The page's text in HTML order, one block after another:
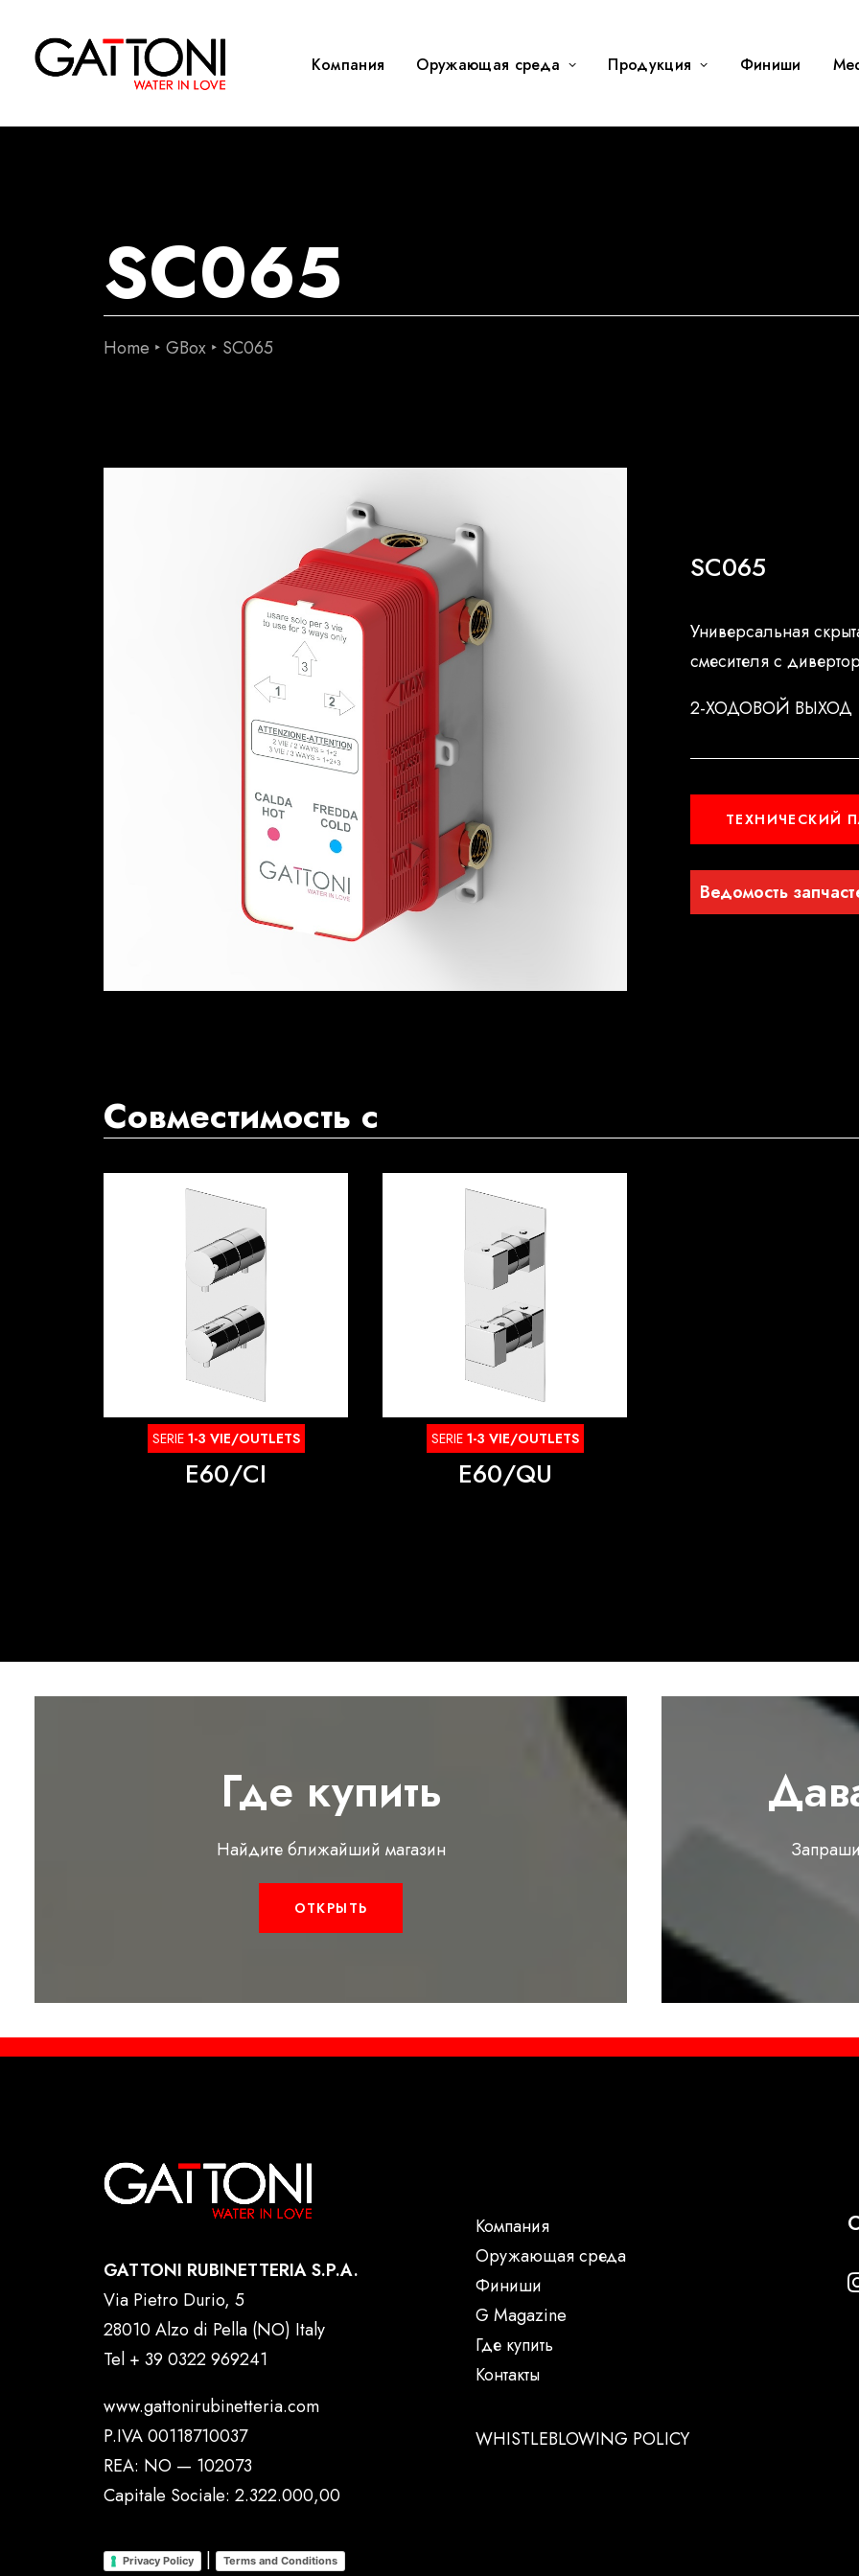
Компания Oружающая среда Продукция Финиши
SC065
Home GBox SC065
SC065
Универсальная
смесителя с
2-ХОДОВОЙ ВЫХОД
ТЕХНИЧЕСКИЙ
Ведомость
Совместимость с
SERIE 1-3 VIE/OUTLETS
E60/CI
SERIE 1-3 VIE/OUTLETS
E60/QU
Где купить
Найдите ближайший магазин
ОТКРЫТЬ
GATTONI RUBINETTERIA S.P.A.
Via Pietro Durio, 5
28010 Alzo di Pella (NO) Italy
Tel + 39 0322 969241
www.gattonirubinetteria.com
P.IVA 00118710037
REA: NO — 102073
Capitale Sociale: 2.322.000,00
Privacy Policy | Terms and Conditions
Компания
Oружающая среда
Финиши
G Magazine
Где купить
Контакты
WHISTLEBLOWING POLICY